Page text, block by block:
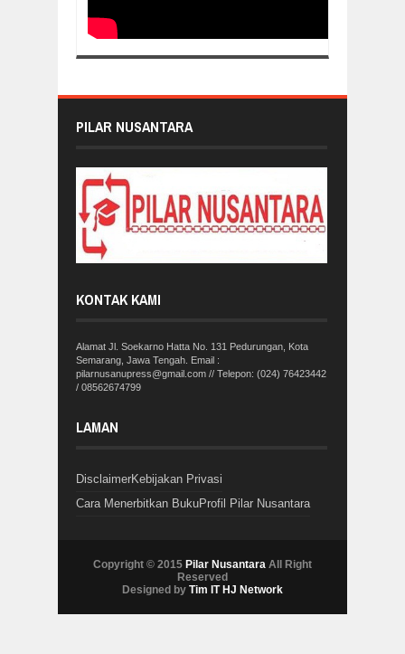
PILAR NUSANTARA
KONTAK KAMI
Alamat Jl. Soekarno Hatta No. 131 Pedurungan, Kota
Semarang, Jawa Tengah. Email :
pilarnusanupress@gmail.com // Telepon: (024) 76423442
/ 08562674799
LAMAN
DisclaimerKebijakan Privasi
Cara Menerbitkan BukuProfil Pilar Nusantara
Copyright © 2015 Pilar Nusantara All Right
Reserved
Designed by Tim IT HJ Network